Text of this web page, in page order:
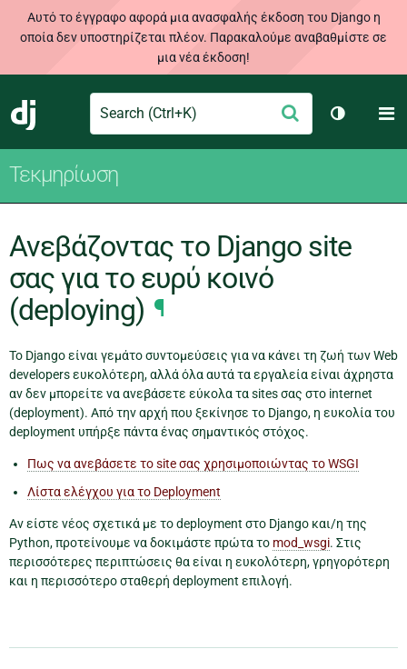
Αυτό το έγγραφο αφορά μια ανασφαλής έκδοση του Django η
οποία δεν υποστηρίζεται πλέον. Παρακαλούμε αναβαθμίστε σε
μια νέα έκδοση!
Django
Search Υποβολή
Toggle
Τεκμηρίωση
Ανεβάζοντας το Django site
σας για το ευρύ κοινό
(deploying) ¶
Το Django είναι γεμάτο συντομεύσεις για να κάνει τη ζωή των Web
developers ευκολότερη, αλλά όλα αυτά τα εργαλεία είναι άχρηστα
αν δεν μπορείτε να ανεβάσετε εύκολα τα sites σας στο internet
(deployment). Από την αρχή που ξεκίνησε το Django, η ευκολία του
deployment υπήρξε πάντα ένας σημαντικός στόχος.
Πως να ανεβάσετε το site σας χρησιμοποιώντας το WSGI
Λίστα ελέγχου για το Deployment
Αν είστε νέος σχετικά με το deployment στο Django και/η της
Python, προτείνουμε να δοκιμάστε πρώτα το mod_wsgi. Στις
περισσότερες περιπτώσεις θα είναι η ευκολότερη, γρηγορότερη
και η περισσότερο σταθερή deployment επιλογή.